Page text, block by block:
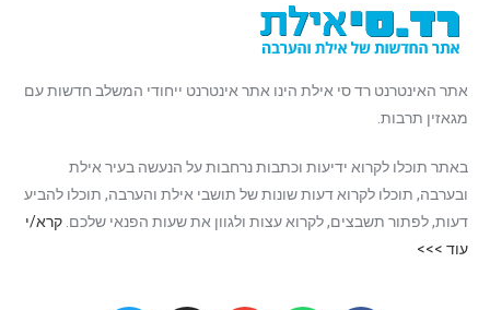
אתר האינטרנט רד סי אילת הינו אתר אינטרנט ייחודי המשלב חדשות עם
מגאזין תרבות.
באתר תוכלו לקרוא ידיעות וכתבות נרחבות על הנעשה בעיר אילת
ובערבה, תוכלו לקרוא דעות שונות של תושבי אילת והערבה, תוכלו להביע
דעות, לפתור תשבצים, לקרוא עצות ולגוון את שעות הפנאי שלכם. קרא/י
עוד >>>